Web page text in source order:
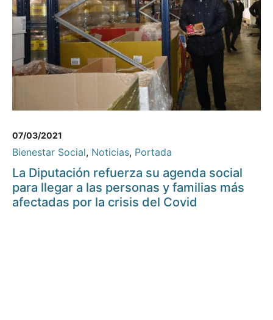
07/03/2021
Bienestar Social, Noticias, Portada
La Diputación refuerza su agenda social
para llegar a las personas y familias más
afectadas por la crisis del Covid